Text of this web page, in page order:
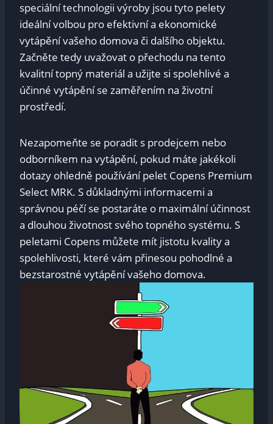
speciální technologii ⁤výroby jsou tyto pelety
ideální ‍volbou ⁢pro efektivní a ⁤ekonomické
vytápění⁣ vašeho‌ domova či dalšího objektu.
Začněte tedy uvažovat o přechodu ‌na⁤ tento
⁣kvalitní ​topný ⁤materiál​ a užijte⁢ si spolehlivé a
účinné ⁤vytápění se zaměřením ‍na ​životní
prostředí.
Nezapomeňte‍ se ⁣poradit s prodejcem nebo
odborníkem na vytápění, pokud‍ máte jakékoli
⁣dotazy ohledně používání pelet Copens Premium
Select MRK. S důkladnými informacemi a
správnou ⁤péčí ⁢se postaráte o maximální účinnost
a dlouhou​ životnost svého topného systému. ⁣S‍
peletami Copens můžete mít jistotu kvality a‌
spolehlivosti, které vám ‍přinesou ‌pohodlné a
bezstarostné vytápění vašeho ⁣domova.